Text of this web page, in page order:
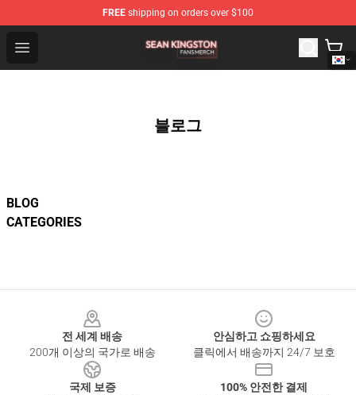
FREE shipping on orders over $100
Open menu
Sean Kingston Shop - Official Sean Kingston
블로그
BLOG
CATEGORIES
전 세계 배송
200개 이상의 국가로 배송
안심하고 쇼핑하세요
클릭에서 배송까지 24/7 보호
국제 보증
100% 안전한 결제